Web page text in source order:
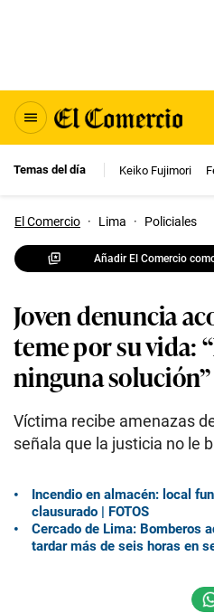
Temas del día Keiko Fujimori
El Comercio · Lima · Policiales
Añadir El Comercio
Joven denuncia
teme por su vida:
ninguna solución”
Víctima recibe amenazas
señala que la justicia no le
Incendio en almacén: local
clausurado | FOTOS
Cercado de Lima: Bomberos
tardar más de seis horas en